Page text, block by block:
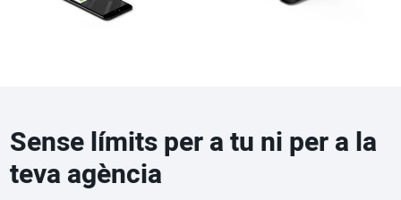
Sense límits per a tu ni per a la
teva agència